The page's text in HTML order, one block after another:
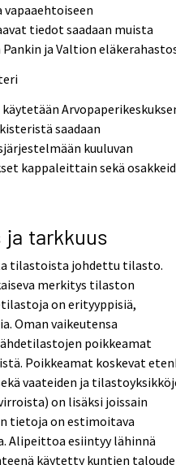
tiedot saadaan muista
ja Valtion
saadaan
kuuluvan
kappaleittain sekä
tarkkuus
tilastoista johdettu tilasto.
merkitys tilaston
on erityyppisiä,
Oman vaikeutensa
poikkeamat
Poikkeamat koskevat
vaateiden ja
on lisäksi joissain
tietoja on estimoitava
Alipeittoa esiintyy lähinnä
käytetty kuntien